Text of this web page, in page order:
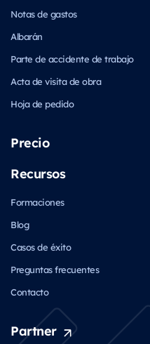
Notas de gastos
Albarán
Parte de accidente de trabajo
Acta de visita de obra
Hoja de pedido
Precio
Recursos
Formaciones
Blog
Casos de éxito
Preguntas frecuentes
Contacto
Partner